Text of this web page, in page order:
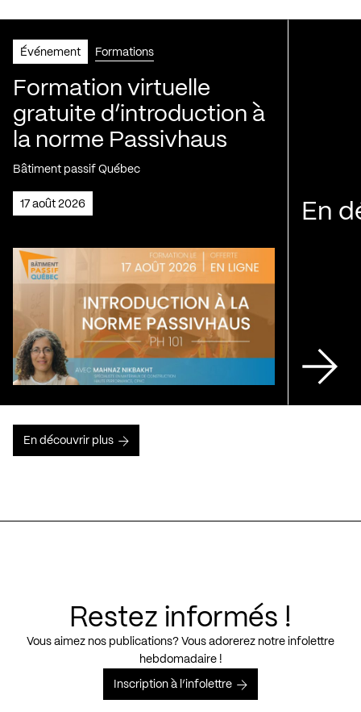
Événement Formations
Formation virtuelle
gratuite d’introduction à
la norme Passivhaus
Bâtiment passif Québec
17 août 2026 En
En découvrir plus
Restez informés !
Vous aimez nos publications? Vous adorerez notre infolettre
hebdomadaire !
Inscription à l’infolettre